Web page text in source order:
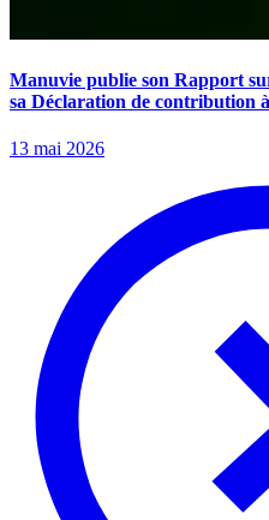
Manuvie publie son Rapport
sa Déclaration de contribution
13 mai 2026